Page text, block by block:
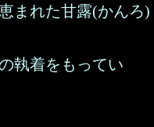
まれた甘露(かんろ)
執着をもってい